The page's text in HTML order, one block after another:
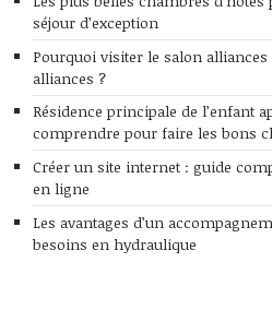
séjour d’exception
Pourquoi visiter le salon alliances
alliances ?
Résidence principale de l’enfant
comprendre pour faire les bons
Créer un site internet : guide
en ligne
Les avantages d’un
besoins en hydraulique